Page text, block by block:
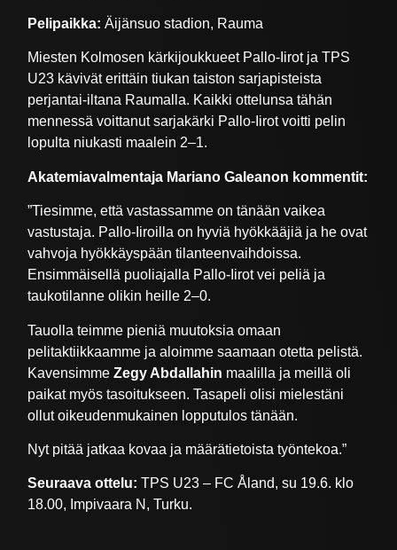
Pelipaikka:Äijänsuo stadion, Rauma
Miesten Kolmosen kärkijoukkueet Pallo-Iirot ja TPS
U23 kävivät erittäin tiukan taiston sarjapisteista
perjantai-iltana Raumalla. Kaikki ottelunsa tähän
mennessä voittanut sarjakärki Pallo-Iirot voitti pelin
lopulta niukasti maalein 2–1.
Akatemiavalmentaja Mariano Galeanon kommentit:
”Tiesimme, että vastassamme on tänään vaikea
vastustaja. Pallo-Iiroilla on hyviä hyökkääjiä ja he ovat
vahvoja hyökkäyspään tilanteenvaihdoissa.
Ensimmäisellä puoliajalla Pallo-Iirot vei peliä ja
taukotilanne olikin heille 2–0.
Tauolla teimme pieniä muutoksia omaan
pelitaktiikkaamme ja aloimme saamaan otetta pelistä.
KavensimmeZegy Abdallahin maalilla ja meillä oli
paikat myös tasoitukseen. Tasapeli olisi mielestäni
ollut oikeudenmukainen lopputulos tänään.
Nyt pitää jatkaa kovaa ja määrätietoista työntekoa.”
Seuraava ottelu:TPS U23 – FC Åland, su 19.6. klo
18.00, Impivaara N, Turku.